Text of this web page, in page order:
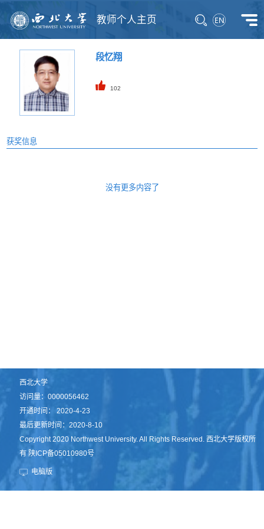
教师个人主页
段忆翔
102
获奖信息
没有更多内容了
西北大学
访问量：0000056462
开通时间：2020-4-23
最后更新时间：2020-8-10
Copyright 2020 Northwest University. All Rights Reserved. 西北大学版权所
有 陕ICP备05010980号
电脑版